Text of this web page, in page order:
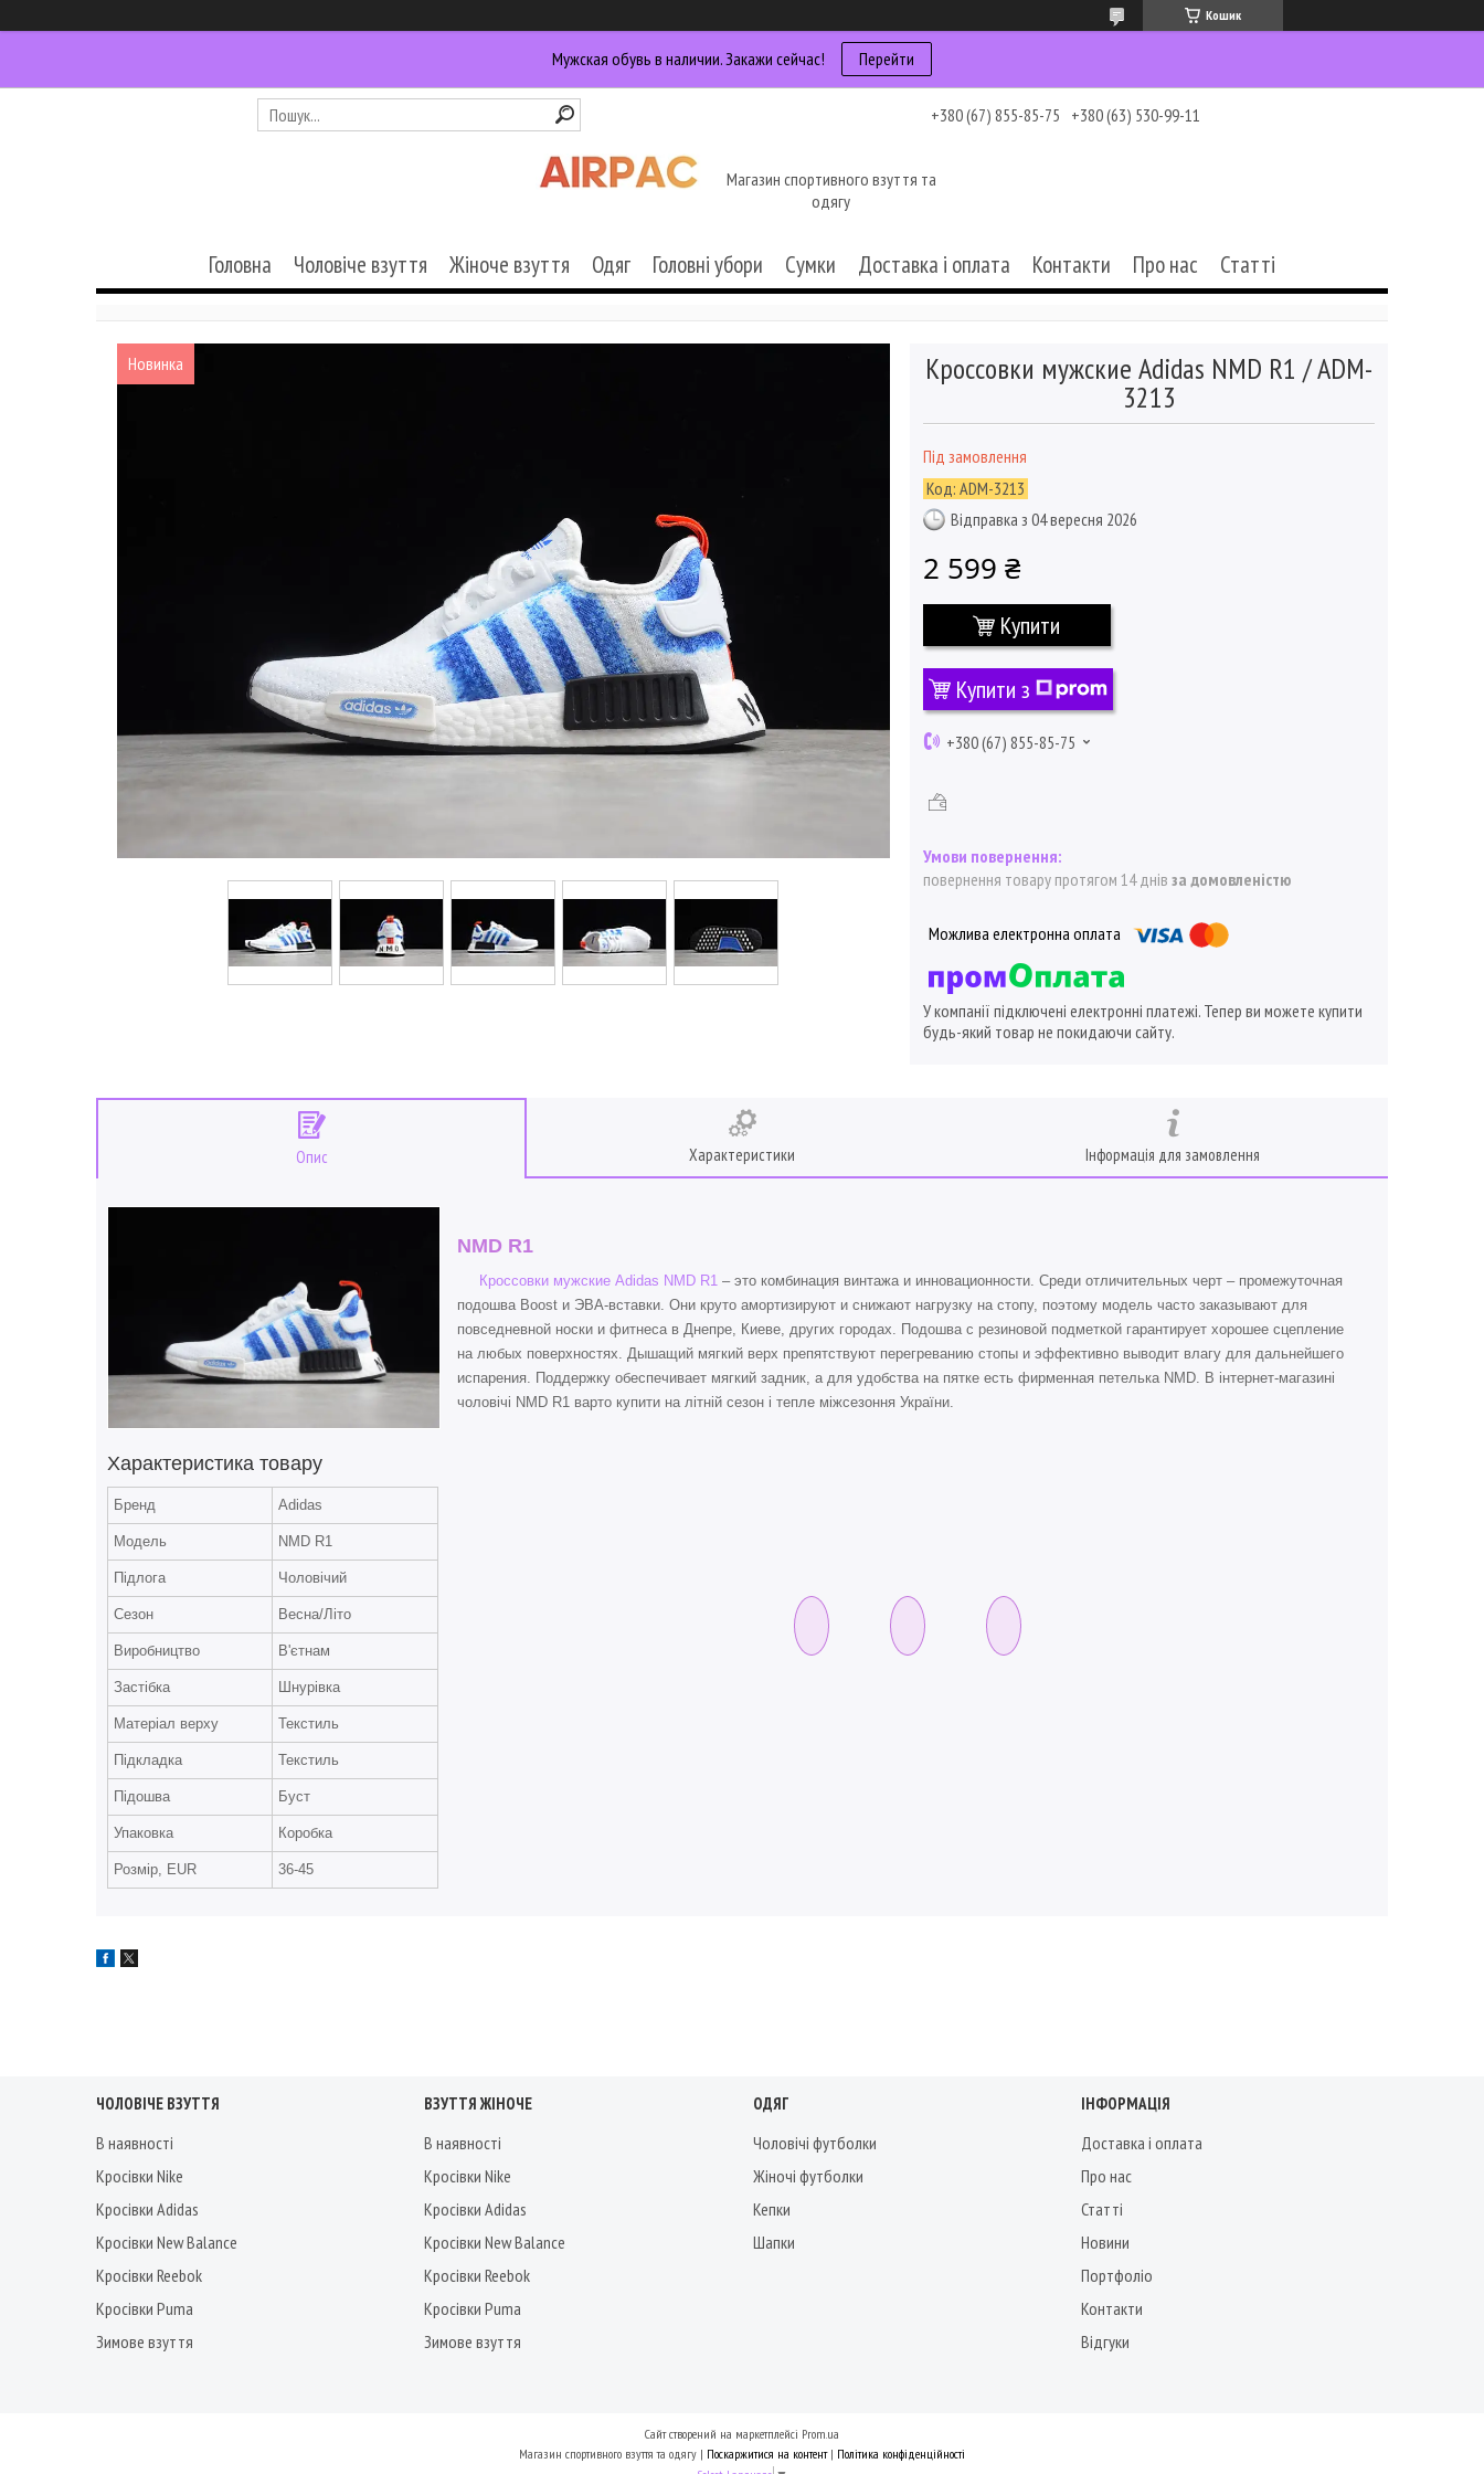
Кошик
Мужская обувь в наличии. Закажи сейчас! Перейти
+380 (67) 855-85-75 +380 (63) 530-99-11
Магазин спортивного взуття та
одягу
Головна Чоловіче взуття Жіноче взуття Одяг Головні убори Сумки Доставка і оплата Контакти Про нас Статті
Новинка Кроссовки мужские Adidas NMD R1 / ADM-
3213
Під замовлення
Код: ADM-3213
Відправка з 04 вересня 2026
2 599 ₴
Купити
Купити з
+380 (67) 855-85-75
повернення товару протягом 14 днів за домовленістю
У компанії підключені електронні платежі. Тепер ви можете купити
будь-який товар не покидаючи сайту.
Опис Характеристики Інформація для замовлення
NMD R1
Кроссовки мужские Adidas NMD R1 – это комбинация винтажа и инновационности. Среди отличительных черт – промежуточная
подошва Boost и ЭВА-вставки. Они круто амортизируют и снижают нагрузку на стопу, поэтому модель часто заказывают для
повседневной носки и фитнеса в Днепре, Киеве, других городах. Подошва с резиновой подметкой гарантирует хорошее сцепление
на любых поверхностях. Дышащий мягкий верх препятствуют перегреванию стопы и эффективно выводит влагу для дальнейшего
испарения. Поддержку обеспечивает мягкий задник, а для удобства на пятке есть фирменная петелька NMD. В інтернет-магазині
чоловічі NMD R1 варто купити на літній сезон і тепле міжсезоння України.
Характеристика товару
Бренд Adidas
Модель NMD R1
Підлога Чоловічий
Сезон Весна/Літо
Виробництво В'єтнам
Застібка Шнурівка
Матеріал верху Текстиль
Підкладка Текстиль
Підошва Буст
Упаковка Коробка
Розмір, EUR 36-45
ЧОЛОВІЧЕ ВЗУТТЯ
В наявності
Кросівки Nike
Кросівки Adidas
Кросівки New Balance
Кросівки Reebok
Кросівки Puma
Зимове взуття
ВЗУТТЯ ЖІНОЧЕ
В наявності
Кросівки Nike
Кросівки Adidas
Кросівки New Balance
Кросівки Reebok
Кросівки Puma
Зимове взуття
ОДЯГ
Чоловічі футболки
Жіночі футболки
Кепки
Шапки
ІНФОРМАЦІЯ
Доставка і оплата
Про нас
Статті
Новини
Портфоліо
Контакти
Відгуки
Сайт створений на маркетплейсі Prom.ua
Магазин спортивного взуття та одягу | Поскаржитися на контент | Політика конфіденційності